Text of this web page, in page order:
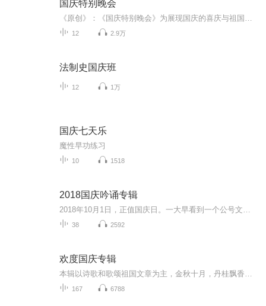
国庆特别晚会
12 2.9万
法制史国庆班
12 1万
国庆七天乐
魔性早功练习
10 1518
2018国庆吟诵专辑
38 2592
欢度国庆专辑
167 6788